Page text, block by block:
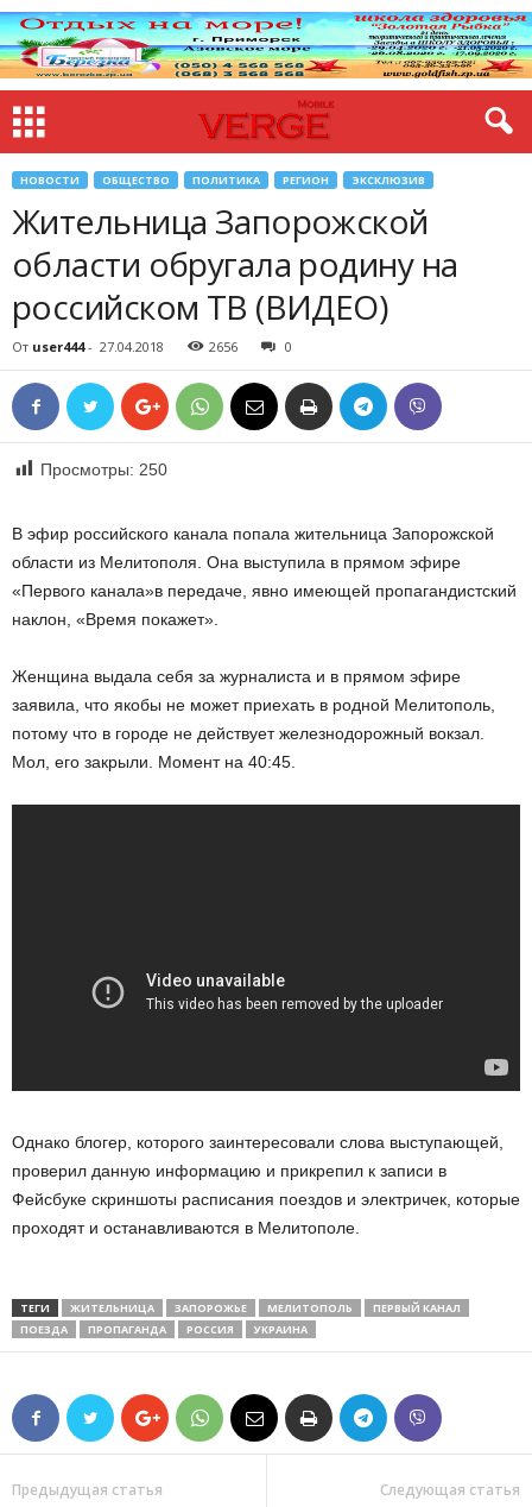
НОВОСТИ ОБЩЕСТВО ПОЛИТИКА РЕГИОН ЭКСКЛЮЗИВ
Жительница Запорожской
области обругала родину на
российском ТВ (ВИДЕО)
От user444- 27.04.2018 2656 0
Просмотры: 250
В эфир российского канала попала жительница Запорожской
области из Мелитополя. Она выступила в прямом эфире
«Первого канала»в передаче, явно имеющей пропагандистский
наклон, «Время покажет».
Женщина выдала себя за журналиста и в прямом эфире
заявила, что якобы не может приехать в родной Мелитополь,
потому что в городе не действует железнодорожный вокзал.
Мол, его закрыли. Момент на 40:45.
Однако блогер, которого заинтересовали слова выступающей,
проверил данную информацию и прикрепил к записи в
Фейсбуке скриншоты расписания поездов и электричек, которые
проходят и останавливаются в Мелитополе.
ТЕГИ ЖИТЕЛЬНИЦА ЗАПОРОЖЬЕ МЕЛИТОПОЛЬ
ПЕРВЫЙ КАНАЛ
ПОЕЗДА
ПРОПАГАНДА РОССИЯ УКРАИНА
Предыдущая статья Следующая статья